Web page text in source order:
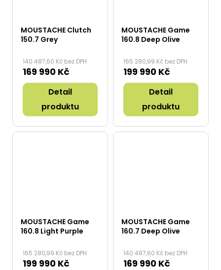
MOUSTACHE Clutch
150.7 Grey
140 487,60 Kč bez DPH
169 990 Kč
Detail
produktu
MOUSTACHE Game
160.8 Deep Olive
165 280,99 Kč bez DPH
199 990 Kč
Detail
produktu
MOUSTACHE Game
160.8 Light Purple
165 280,99 Kč bez DPH
199 990 Kč
MOUSTACHE Game
160.7 Deep Olive
140 487,60 Kč bez DPH
169 990 Kč